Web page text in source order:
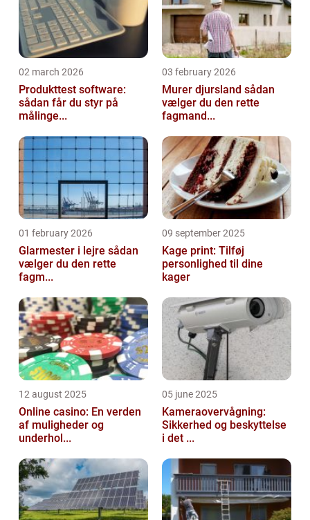
02 march 2026
Produkttest software:
sådan får du styr på
målinge...
03 february 2026
Murer djursland sådan
vælger du den rette
fagmand...
01 february 2026
Glarmester i lejre sådan
vælger du den rette
fagm...
09 september 2025
Kage print: Tilføj
personlighed til dine
kager
12 august 2025
Online casino: En verden
af muligheder og
underhol...
05 june 2025
Kameraovervågning:
Sikkerhed og beskyttelse
i det ...